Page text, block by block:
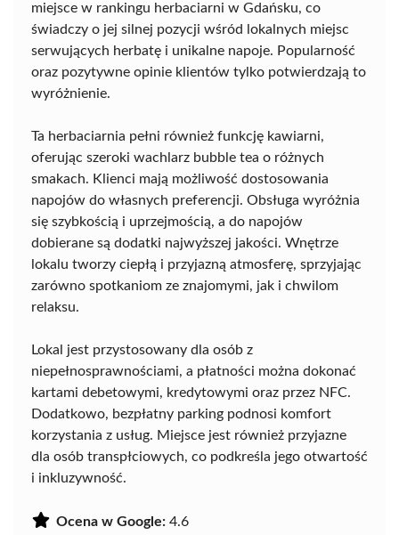
miejsce w rankingu herbaciarni w Gdańsku, co
świadczy o jej silnej pozycji wśród lokalnych miejsc
serwujących herbatę i unikalne napoje. Popularność
oraz pozytywne opinie klientów tylko potwierdzają to
wyróżnienie.
Ta herbaciarnia pełni również funkcję kawiarni,
oferując szeroki wachlarz bubble tea o różnych
smakach. Klienci mają możliwość dostosowania
napojów do własnych preferencji. Obsługa wyróżnia
się szybkością i uprzejmością, a do napojów
dobierane są dodatki najwyższej jakości. Wnętrze
lokalu tworzy ciepłą i przyjazną atmosferę, sprzyjając
zarówno spotkaniom ze znajomymi, jak i chwilom
relaksu.
Lokal jest przystosowany dla osób z
niepełnosprawnościami, a płatności można dokonać
kartami debetowymi, kredytowymi oraz przez NFC.
Dodatkowo, bezpłatny parking podnosi komfort
korzystania z usług. Miejsce jest również przyjazne
dla osób transpłciowych, co podkreśla jego otwartość
i inkluzywność.
Ocena w Google: 4.6